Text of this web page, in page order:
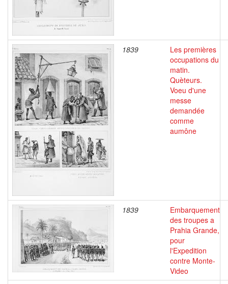
1839
Les premières
occupations du
matin.
Quèteurs.
Voeu d'une
messe
demandée
comme
aumône
1839
Embarquement
des troupes a
Prahia Grande,
pour
l'Expedition
contre Monte-
Video